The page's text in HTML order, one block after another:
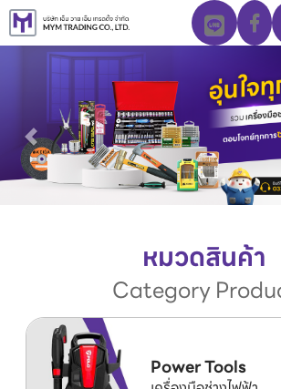
หมวดสินค้า
Category
Power Tools